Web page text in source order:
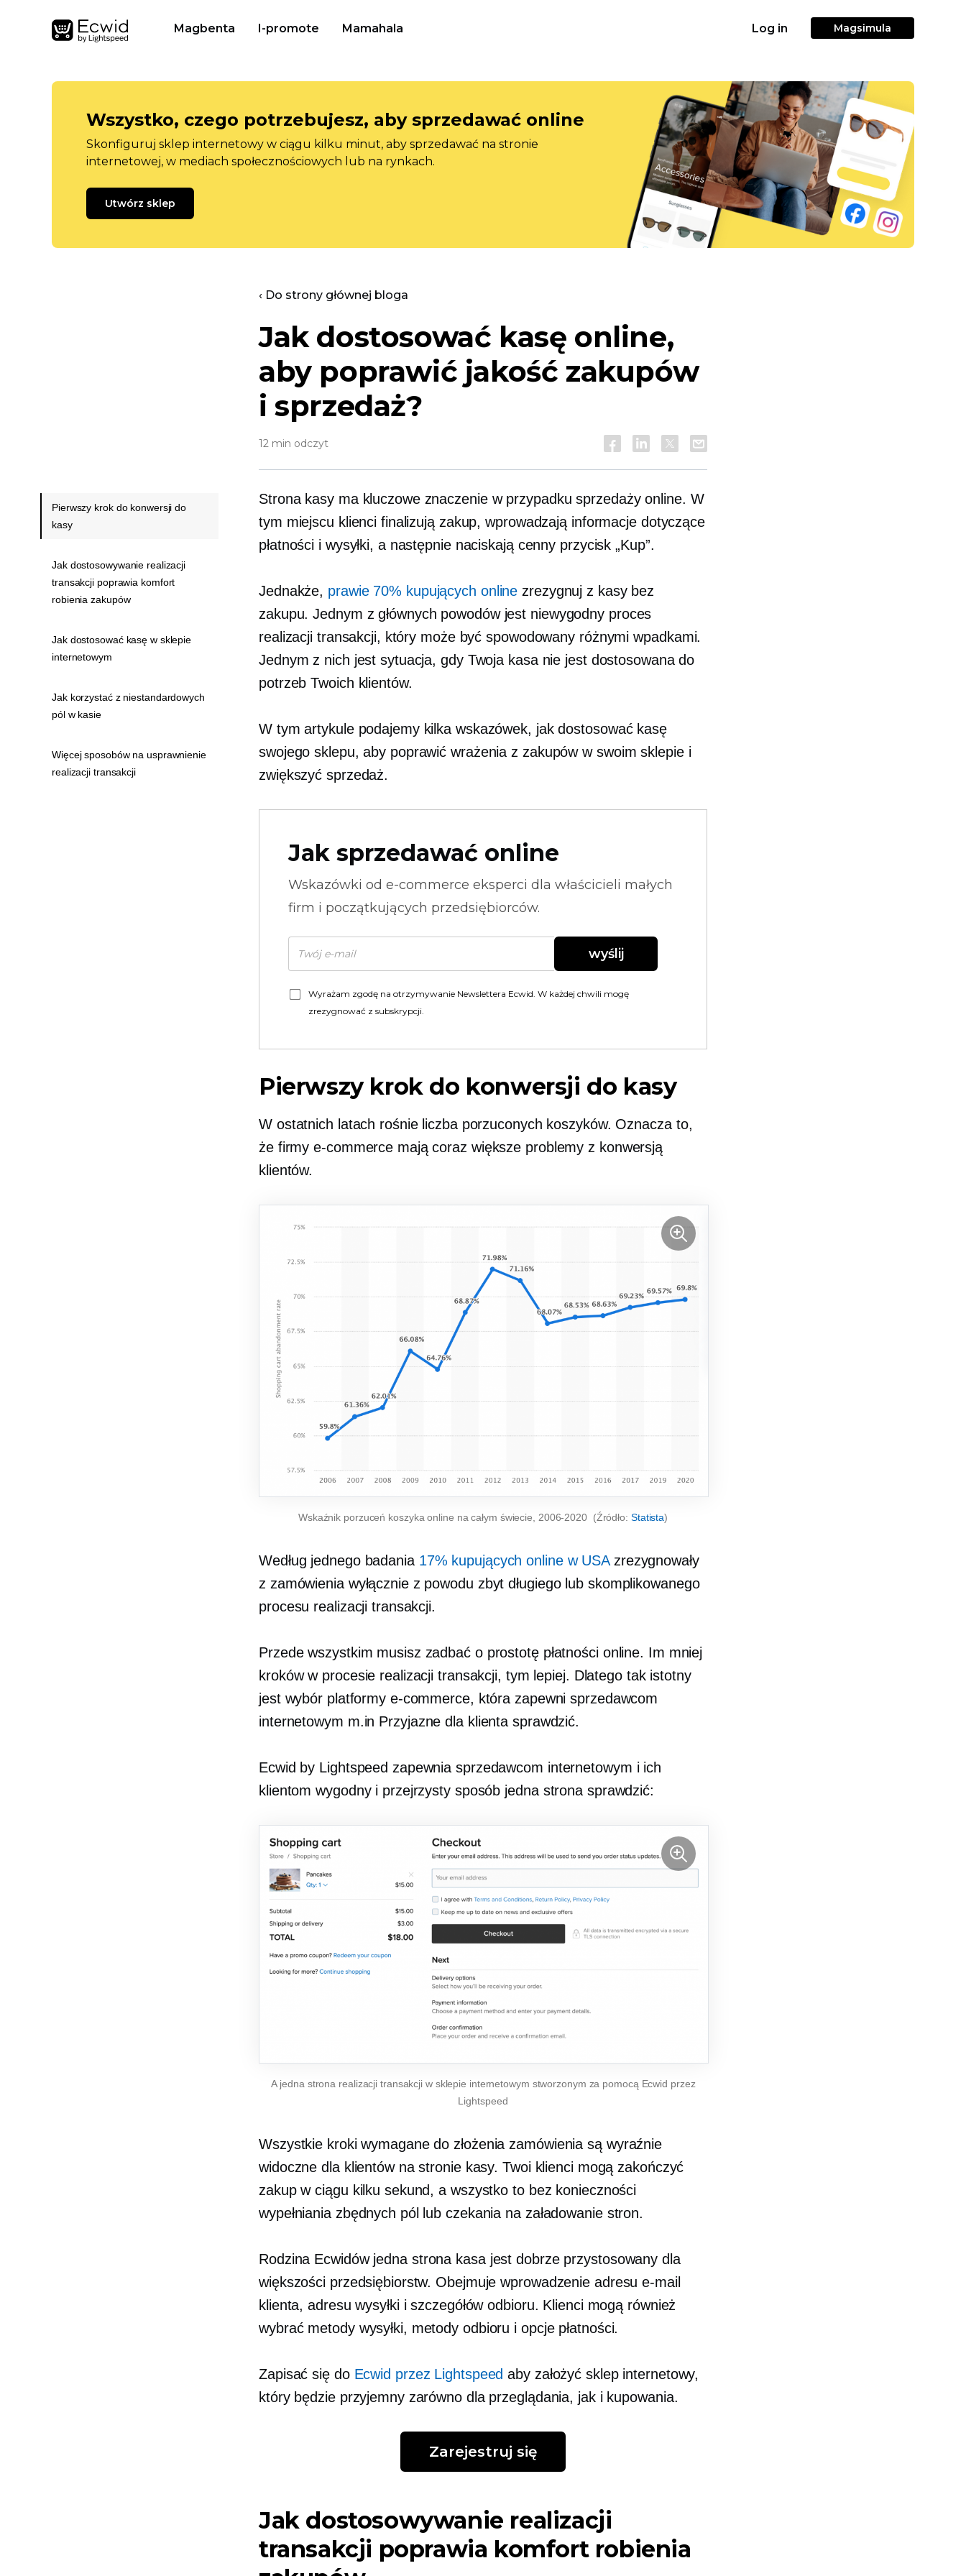
Magbenta I-promote Mamahala Log in Magsimula
Wszystko, czego potrzebujesz, aby sprzedawać online
Skonfiguruj sklep internetowy w ciągu kilku minut, aby sprzedawać na stronie
internetowej, w mediach społecznościowych lub na rynkach.
Utwórz sklep
‹ Do strony głównej bloga
Jak dostosować kasę online,
aby poprawić jakość zakupów
i sprzedaż?
12 min odczyt
Strona kasy ma kluczowe znaczenie w przypadku sprzedaży online. W
tym miejscu klienci finalizują zakup, wprowadzają informacje dotyczące
płatności i wysyłki, a następnie naciskają cenny przycisk „Kup”.
Jednakże, prawie 70% kupujących online zrezygnuj z kasy bez
zakupu. Jednym z głównych powodów jest niewygodny proces
realizacji transakcji, który może być spowodowany różnymi wpadkami.
Jednym z nich jest sytuacja, gdy Twoja kasa nie jest dostosowana do
potrzeb Twoich klientów.
W tym artykule podajemy kilka wskazówek, jak dostosować kasę
swojego sklepu, aby poprawić wrażenia z zakupów w swoim sklepie i
zwiększyć sprzedaż.
Jak sprzedawać online
Wskazówki od e-commerce eksperci dla właścicieli małych
firm i początkujących przedsiębiorców.
wyślij
Wyrażam zgodę na otrzymywanie Newslettera Ecwid. W każdej chwili mogę
zrezygnować z subskrypcji.
Pierwszy krok do konwersji do kasy
W ostatnich latach rośnie liczba porzuconych koszyków. Oznacza to,
że firmy e-commerce mają coraz większe problemy z konwersją
klientów.
Wskaźnik porzuceń koszyka online na całym świecie, 2006-2020 (Źródło: Statista)
Według jednego badania 17% kupujących online w USAzrezygnowały
z zamówienia wyłącznie z powodu zbyt długiego lub skomplikowanego
procesu realizacji transakcji.
Przede wszystkim musisz zadbać o prostotę płatności online. Im mniej
kroków w procesie realizacji transakcji, tym lepiej. Dlatego tak istotny
jest wybór platformy e-commerce, która zapewni sprzedawcom
internetowym m.in Przyjazne dla klienta sprawdzić.
Ecwid by Lightspeed zapewnia sprzedawcom internetowym i ich
klientom wygodny i przejrzysty sposób jedna strona sprawdzić:
A jedna strona realizacji transakcji w sklepie internetowym stworzonym za pomocą Ecwid przez
Lightspeed
Wszystkie kroki wymagane do złożenia zamówienia są wyraźnie
widoczne dla klientów na stronie kasy. Twoi klienci mogą zakończyć
zakup w ciągu kilku sekund, a wszystko to bez konieczności
wypełniania zbędnych pól lub czekania na załadowanie stron.
Rodzina Ecwidów jedna strona kasa jestdobrze przystosowany dla
większości przedsiębiorstw. Obejmuje wprowadzenie adresu e-mail
klienta, adresu wysyłki i szczegółów odbioru. Klienci mogą również
wybrać metody wysyłki, metody odbioru i opcje płatności.
Zapisać się do Ecwid przez Lightspeed aby założyć sklep internetowy,
który będzie przyjemny zarówno dla przeglądania, jak i kupowania.
Zarejestruj się
Jak dostosowywanie realizacji
transakcji poprawia komfort robienia
Pierwszy krok do konwersji do
kasy
Jak dostosowywanie realizacji
transakcji poprawia komfort
robienia zakupów
Jak dostosować kasę w sklepie
internetowym
Jak korzystać z niestandardowych
pól w kasie
Więcej sposobów na usprawnienie
realizacji transakcji